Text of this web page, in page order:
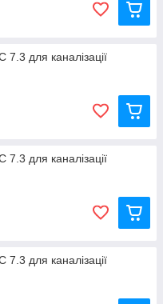
7.3 для каналізації
7.3 для каналізації
7.3 для каналізації